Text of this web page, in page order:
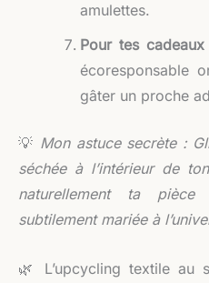
amulettes.
Pour tes
écoresponsable
gâter un proche
💡 Mon astuce secrète :
séchée à l’intérieur de
naturellement ta pièce
subtilement mariée à
🌿 L’upcycling textile au